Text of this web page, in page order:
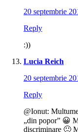
20 septembrie
Reply
:))
Lucia Reich
20 septembrie
Reply
@Ionut:
„din popor” 😀
discriminare 🙂